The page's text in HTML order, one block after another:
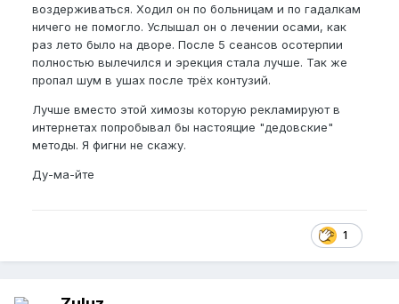
воздерживаться. Ходил он по больницам и по гадалкам
ничего не помогло. Услышал он о лечении осами, как
раз лето было на дворе. После 5 сеансов осотерпии
полностью вылечился и эрекция стала лучше. Так же
пропал шум в ушах после трёх контузий.
Лучше вместо этой химозы которую рекламируют в
интернетах попробывал бы настоящие "дедовские"
методы. Я фигни не скажу.
Ду-ма-йте
1